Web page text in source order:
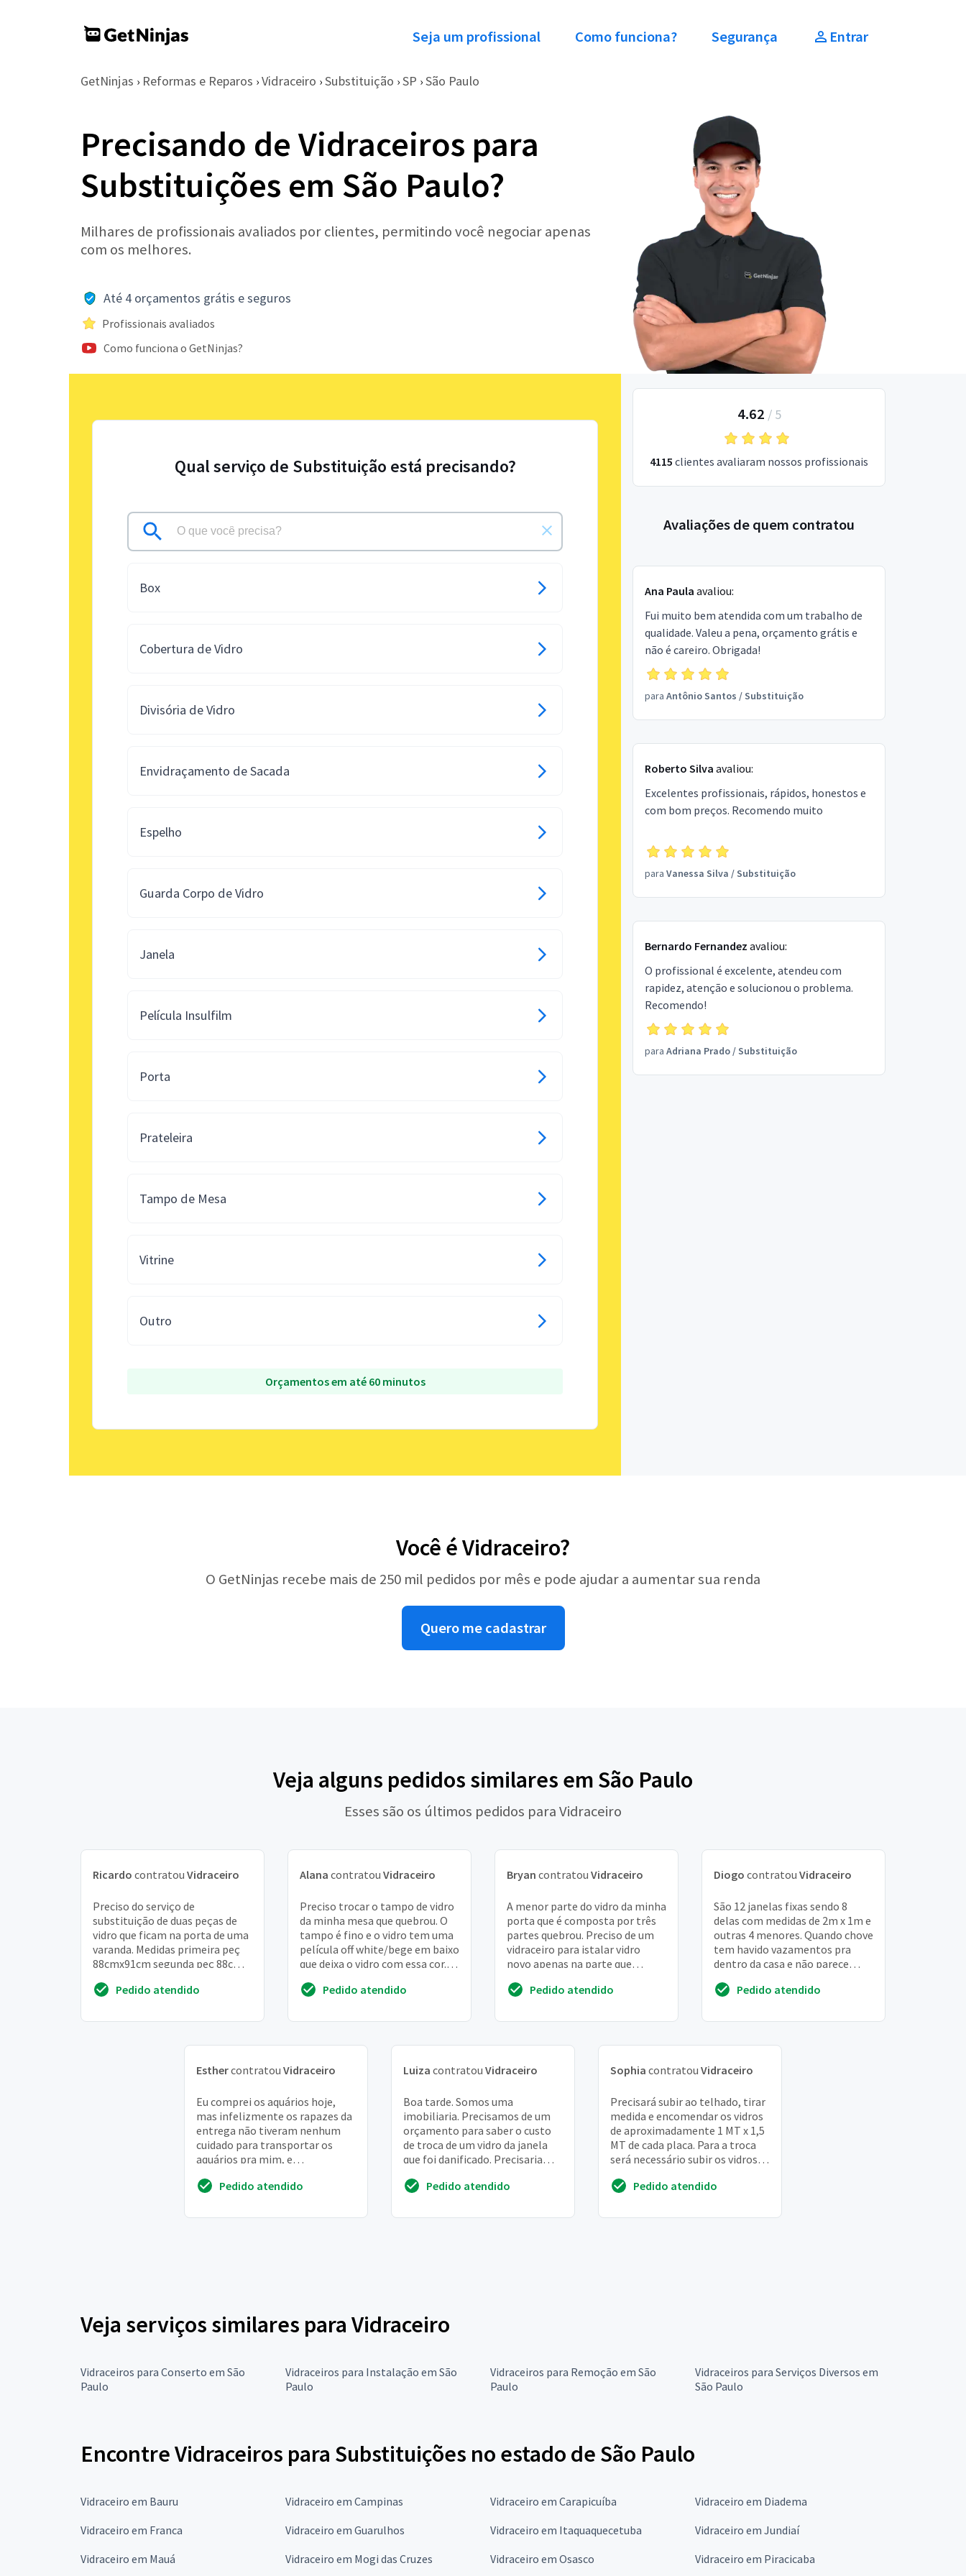
Seja um profissional Como funciona? Segurança Entrar
GetNinjas › Reformas e Reparos › Vidraceiro › Substituição › SP › São Paulo
Precisando de Vidraceiros para
Substituições em São Paulo?
Milhares de profissionais avaliados por clientes, permitindo você negociar apenas
com os melhores.
Até 4 orçamentos grátis e seguros
Profissionais avaliados
Como funciona o GetNinjas?
Qual serviço de Substituição está precisando?
Box
Cobertura de Vidro
Divisória de Vidro
Envidraçamento de Sacada
Espelho
Guarda Corpo de Vidro
Janela
Película Insulfilm
Porta
Prateleira
Tampo de Mesa
Vitrine
Outro
Orçamentos em até 60 minutos
4.62 / 5
4115 clientes avaliaram nossos profissionais
Avaliações de quem contratou
Ana Paula avaliou:
Fui muito bem atendida com um trabalho de
qualidade. Valeu a pena, orçamento grátis e
não é careiro. Obrigada!
para Antônio Santos /Substituição
Roberto Silva avaliou:
Excelentes profissionais, rápidos, honestos e
com bom preços. Recomendo muito
para Vanessa Silva /Substituição
Bernardo Fernandez avaliou:
O profissional é excelente, atendeu com
rapidez, atenção e solucionou o problema.
Recomendo!
para Adriana Prado/Substituição
Você é Vidraceiro?
O GetNinjas recebe mais de 250 mil pedidos por mês e pode ajudar a aumentar sua renda
Quero me cadastrar
Veja alguns pedidos similares em São Paulo
Esses são os últimos pedidos para Vidraceiro
Ricardo contratou Vidraceiro
Preciso do serviço de
substituição de duas peças de
vidro que ficam na porta de uma
varanda. Medidas primeira peç
88cmx91cm segunda peç 88cm x
Pedido atendido
Alana contratou Vidraceiro
Preciso trocar o tampo de vidro
da minha mesa que quebrou. O
tampo é fino e o vidro tem uma
película off white/bege em baixo
que deixa o vidro com essa cor. A
Pedido atendido
Bryan contratou Vidraceiro
A menor parte do vidro da minha
porta que é composta por três
partes quebrou. Preciso de um
vidraceiro para istalar vidro
novo apenas na parte que
Pedido atendido
Diogo contratou Vidraceiro
São 12 janelas fixas sendo 8
delas com medidas de 2m x 1m e
outras 4 menores. Quando chove
tem havido vazamentos pra
dentro da casa e não parece
sensação de que o ...
Pedido atendido
Esthercontratou Vidraceiro
Eu comprei os aquários hoje,
mas infelizmente os rapazes da
entrega não tiveram nenhum
cuidado para transportar os
aquários pra mim, e
trincaram e um deles quebro...
Pedido atendido
Luiza contratou Vidraceiro
Boa tarde. Somos uma
imobiliaria. Precisamos de um
orçamento para saber o custo
de troca de um vidro da janela
que foi danificado. Precisaria
senador verg...
Pedido atendido
Sophia contratou Vidraceiro
Precisará subir ao telhado, tirar
medida e encomendar os vidros
de aproximadamente 1 MT x 1,5
MT de cada placa. Para a troca
será necessário subir os vidros,
Pedido atendido
Veja serviços similares para Vidraceiro
Vidraceiros para Conserto em São
Paulo
Vidraceiros para Instalação em São
Paulo
Vidraceiros para Remoção em São
Paulo
Vidraceiros para Serviços Diversos em
São Paulo
Encontre Vidraceiros para Substituições no estado de São Paulo
Vidraceiro em Bauru Vidraceiro em Campinas Vidraceiro em Carapicuíba
Vidraceiro em Diadema
Vidraceiro em Franca
Vidraceiro em Guarulhos Vidraceiro em Itaquaquecetuba
Vidraceiro em Jundiaí
Vidraceiro em Mauá
Vidraceiro em Mogi das Cruzes Vidraceiro em Osasco Vidraceiro em Piracicaba